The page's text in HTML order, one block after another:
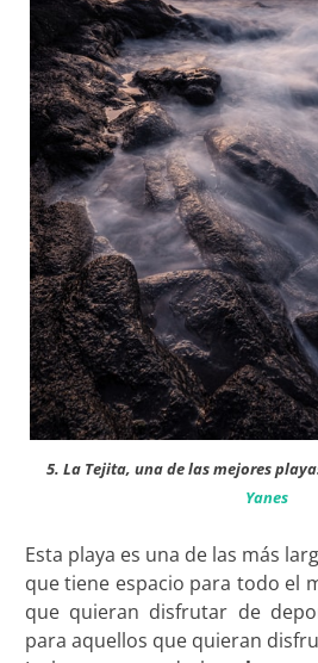
5. La Tejita, una de las mejores
Yanes
Esta playa es una de las más
que tiene espacio para todo el
que quieran disfrutar de
para aquellos que quieran